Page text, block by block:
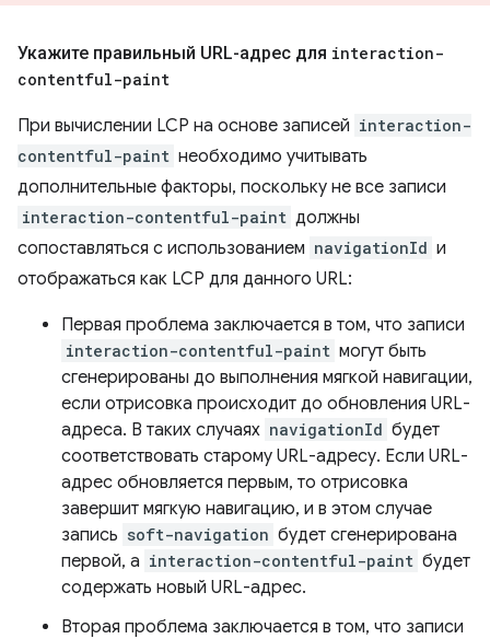
Укажите правильный URL-адрес для interaction-
contentful-paint
При вычислении LCP на основе записей interaction-
contentful-paint необходимо учитывать
дополнительные факторы, поскольку не все записи
interaction-contentful-paint должны
сопоставляться с использованием navigationId и
отображаться как LCP для данного URL:
Первая проблема заключается в том, что записи
interaction-contentful-paint могут быть
сгенерированы до выполнения мягкой навигации,
если отрисовка происходит до обновления URL-
адреса. В таких случаях navigationId будет
соответствовать старому URL-адресу. Если URL-
адрес обновляется первым, то отрисовка
завершит мягкую навигацию, и в этом случае
запись soft-navigation будет сгенерирована
первой, а interaction-contentful-paint будет
содержать новый URL-адрес.
Вторая проблема заключается в том, что записи